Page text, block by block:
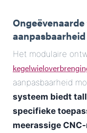
aanpasbaarheid
Het modulaire
aanpasbaarheid
systeem biedt
specifieke
meerassige